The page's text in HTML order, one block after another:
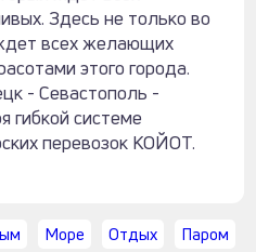
Здесь не только во
всех желающих
этого города.
- Севастополь -
гибкой системе
перевозок КОЙОТ.
Море Отдых
Паром